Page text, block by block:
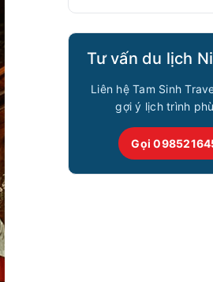
Tư vấn du lịch
Liên hệ Tam Sinh
gợi ý lịch trình
Gọi